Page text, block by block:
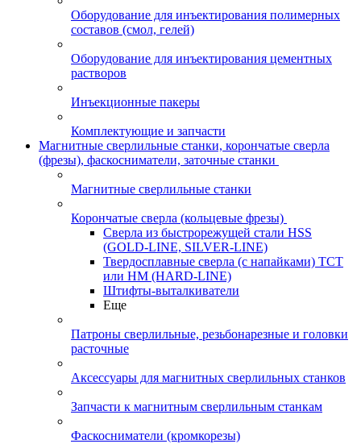
Оборудование для инъектирования полимерных
составов (смол, гелей)
Оборудование для инъектирования цементных
растворов
Инъекционные пакеры
Комплектующие и запчасти
Магнитные сверлильные станки, корончатые сверла
(фрезы), фаскосниматели, заточные станки
Магнитные сверлильные станки
Корончатые сверла (кольцевые фрезы)
Сверла из быстрорежущей стали HSS
(GOLD-LINE, SILVER-LINE)
Твердосплавные сверла (с напайками) ТСТ
или HM (HARD-LINE)
Штифты-выталкиватели
Еще
Патроны сверлильные, резьбонарезные и головки
расточные
Аксессуары для магнитных сверлильных станков
Запчасти к магнитным сверлильным станкам
Фаскосниматели (кромкорезы)